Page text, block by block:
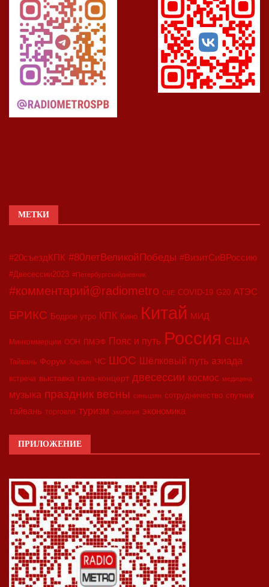
МЕТКИ
#20съездКПК #80летВеликойПобеды #ВизитСиВРоссию
#Двесессии2023 #Петербургскийдневник
#комментарий@radiometro CIIE COVID-19 G20 АТЭС
БРИКС Бодрое утро КПК Кино Китай МИД
Минкоммерции ООН ПМЭФ Пояс и путь Россия США
Тайвань Форум Харбин ЧС ШОС Шёлковый путь азиада
встреча выставка гала-концерт двесессии космос медицина
музыка праздник весны синьцзян сотрудничество спутник
тайвань торговля туризм экология экономика
ПРИЛОЖЕНИЕ